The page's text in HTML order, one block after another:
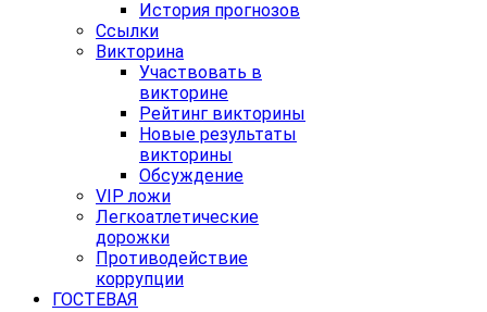
История прогнозов
Ссылки
Викторина
Участвовать в
викторине
Рейтинг викторины
Новые результаты
викторины
Обсуждение
VIP ложи
Легкоатлетические
дорожки
Противодействие
коррупции
ГОСТЕВАЯ